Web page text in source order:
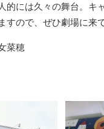
的には久々の舞台。キ
すので、ぜひ劇場に来
菜穂